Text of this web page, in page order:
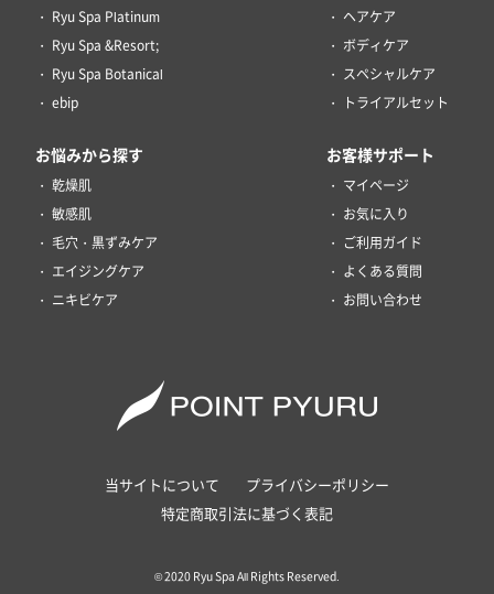
Ryu Spa Platinum
Ryu Spa &Resort;
Ryu Spa Botanical
ebip
ヘアケア
ボディケア
スペシャルケア
トライアルセット
お悩みから探す
乾燥肌
敏感肌
毛穴・黒ずみケア
エイジングケア
ニキビケア
お客様サポート
マイページ
お気に入り
ご利用ガイド
よくある質問
お問い合わせ
当サイトについて
プライバシーポリシー
特定商取引法に基づく表記
© 2020 Ryu Spa All Rights Reserved.